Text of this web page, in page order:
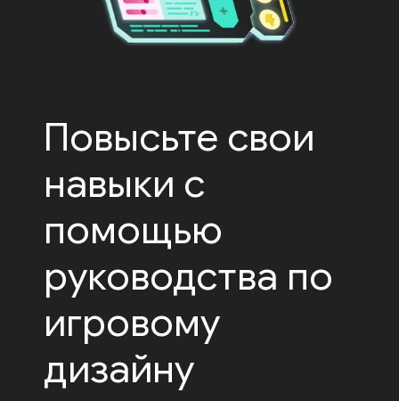
Повысьте свои
навыки с
помощью
руководства по
игровому
дизайну